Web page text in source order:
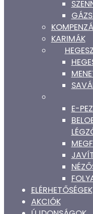
KARIMÁK
E-
ELÉRHETŐSÉGEK
AKCIÓK